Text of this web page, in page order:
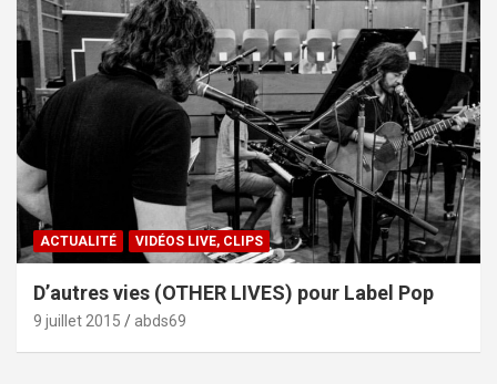
ACTUALITÉ VIDÉOS LIVE, CLIPS
D’autres vies (OTHER LIVES) pour Label Pop
9 juillet 2015 abds69